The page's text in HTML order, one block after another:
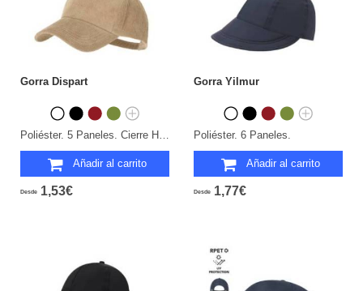
Gorra Dispart
Añadir al carrito
Desde 1,53€
Gorra Yilmur
Poliéster. 6 Paneles.
Añadir al carrito
Desde 1,77€